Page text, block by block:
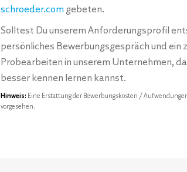
schroeder.com gebeten.
Solltest Du unserem Anforderungsprofil
persönliches Bewerbungsgespräch und ein
Probearbeiten in unserem Unternehmen,
besser kennen lernen kannst.
Hinweis: Eine Erstattung der Bewerbungskosten /
vorgesehen.